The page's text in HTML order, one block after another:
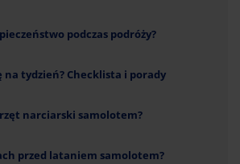
podczas podróży?
na tydzień? Checklista i porady
narciarski samolotem?
przed lataniem samolotem?